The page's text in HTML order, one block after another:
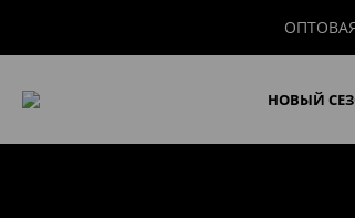
НОВЫЙ